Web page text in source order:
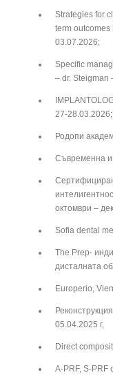
Strategies for
term
03.07.2026;
Specific
– dr. Steigman
27-28.03.2026;
Родопи
Съвременна
октомври –
Sofia dental
The Prep-
дисталната
Europerio,
05.04.2025 г,
Direct
A-PRF, S-PRF